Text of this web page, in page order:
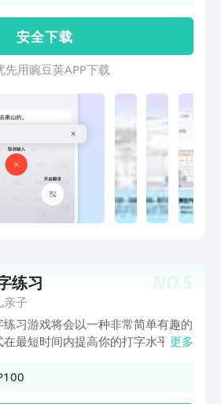
【专属超大词库】多年沉淀积
拥有庞大丰富的中文系统词库，让输
汇更精准。【多元输入方式】支持拼
手写、语音、笔画、五笔、双拼、拍
入、跨屏输入等。【世界各国语种】
语种自由切换！日语、韩语、西
法语、俄语、德语、意大利语、阿拉
、印尼语，马来语，仓颉，粤语，注
藏语，维语等。【快捷输入工具】常
、剪贴板、手写找字、拼写检查等功
常用语快捷发送，让你的输入更快、
传达你的情绪。【精美键盘装扮】千
户点赞的皮肤、字体等你来Pick！多
格、炫酷动效、自由定制，畅享视觉
，让你哇哦不停！【可爱电子宠物】
陪玩、陪摸鱼。让你上班也能“带
安 全 下 载
先用豌豆荚APP下载
NO.5
练习
亲子
练习游戏将会以一种非常简单有趣的
在最短时间内提高你的打字水平。你
信太慢已经表示不满？我们为您找到
更多